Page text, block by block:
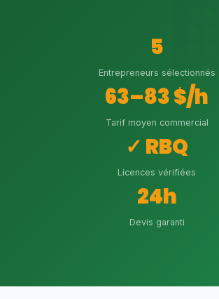
5
Entrepreneurs sélectionnés
63–83 $/h
Tarif moyen commercial
✓ RBQ
Licences vérifiées
24h
Devis garanti